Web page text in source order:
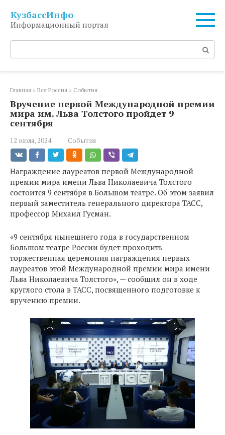
контенту
КузбассИнфо
Информационный портал
Поиск:
Главная » Вся Россия » События
Вручение первой Международной премии
мира им. Льва Толстого пройдет 9
сентября
12 июля, 2024 События
Награждение лауреатов первой Международной
премии мира имени Льва Николаевича Толстого
состоится 9 сентября в Большом театре. Об этом заявил
первый заместитель генерального директора ТАСС,
профессор Михаил Гусман.
«9 сентября нынешнего года в государственном
Большом театре России будет проходить
торжественная церемония награждения первых
лауреатов этой Международной премии мира имени
Льва Николаевича Толстого», — сообщил он в ходе
круглого стола в ТАСС, посвященного подготовке к
вручению премии.